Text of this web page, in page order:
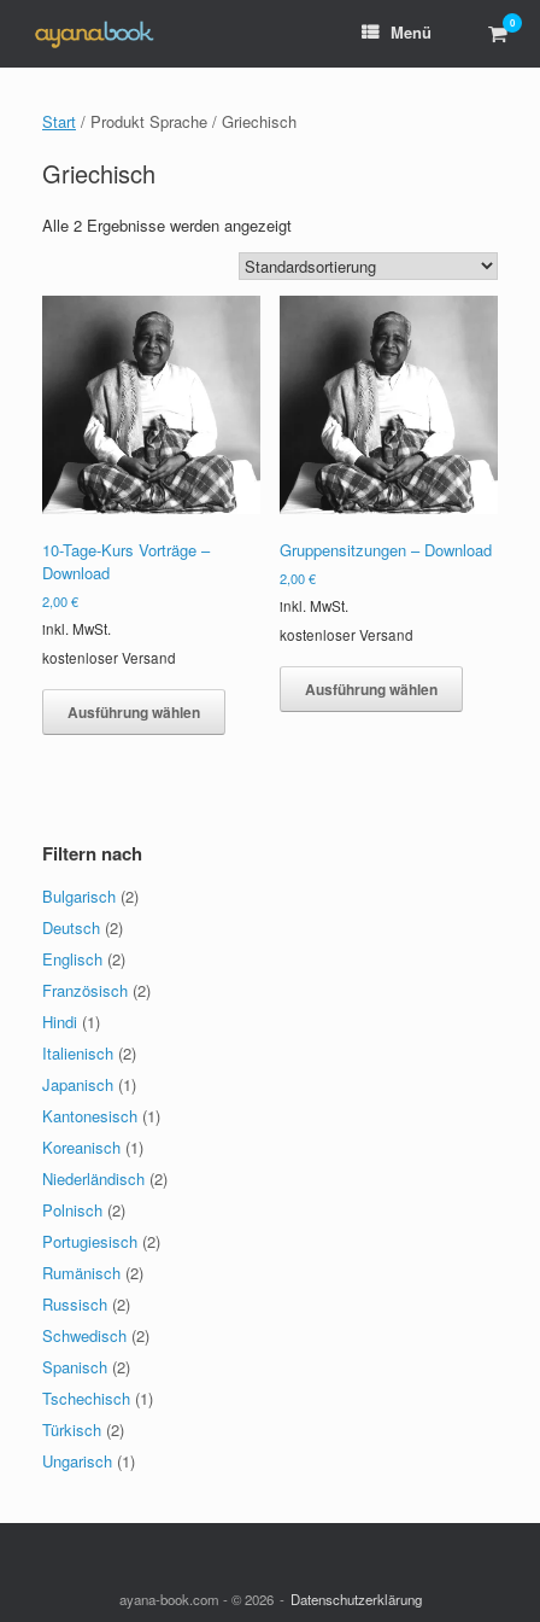
Inhalt
springen
Menü 0
Start / Produkt Sprache / Griechisch
Griechisch
Alle 2 Ergebnisse werden angezeigt
10-Tage-Kurs Vorträge –
Download
2,00€
inkl. MwSt.
kostenloser Versand
Ausführung wählen
Dieses
weist
Gruppensitzungen – Download
2,00€
inkl. MwSt.
kostenloser Versand
Ausführung wählen
Dieses
weist
Filtern nach
Bulgarisch (2)
Deutsch (2)
Englisch (2)
Französisch (2)
Hindi (1)
Italienisch (2)
Japanisch (1)
Kantonesisch (1)
Koreanisch (1)
Niederländisch (2)
Polnisch (2)
Portugiesisch (2)
Rumänisch (2)
Russisch (2)
Schwedisch (2)
Spanisch (2)
Tschechisch (1)
Türkisch (2)
Ungarisch (1)
ayana-book.com - © 2026 Datenschutzerklärung